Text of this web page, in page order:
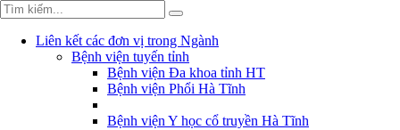
Liên kết các đơn vị trong Ngành
Bệnh viện tuyến tỉnh
Bệnh viện Đa khoa tỉnh HT
Bệnh viện Phổi Hà Tĩnh
Bệnh viện Y học cổ truyền Hà Tĩnh